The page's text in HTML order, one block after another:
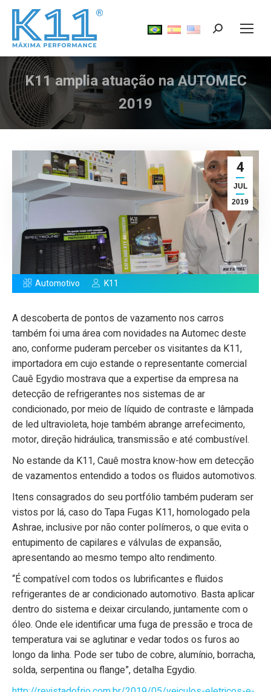
Search:
K11 amplia atuação na AUTOMEC
2019
Você está aqui:
4
JUL
2019
Automotivo K11
A descoberta de pontos de vazamento nos carros
também foi uma área com novidades na Automec deste
ano, conforme puderam perceber os visitantes da K11,
importadora em cujo estande o representante comercial
Cauê Egydio mostrava que a expertise da empresa na
detecção de refrigerantes nos sistemas de ar
condicionado, por meio de líquido de contraste e lâmpada
de led ultravioleta, hoje também abrange arrefecimento,
motor, direção hidráulica, transmissão e até combustível.
​No estande da K11, Cauê mostra know-how em detecção
de vazamentos entendido a todos os fluidos automotivos.
Itens consagrados do seu portfólio também puderam ser
vistos por lá, caso do Tapa Fugas K11, homologado pela
Ashrae, inclusive por não conter polímeros, o que evita o
entupimento de capilares e válvulas de expansão,
apresentando ao mesmo tempo alto rendimento.
“É compatível com todos os lubrificantes e fluidos
refrigerantes de ar condicionado automotivo. Basta aplicar
dentro do sistema e deixar circulando, juntamente com o
óleo. Onde ele identificar uma fuga de pressão e troca de
temperatura vai se aglutinar e vedar todos os furos ao
longo da linha. Pode ser tubo de cobre, alumínio, borracha,
solda, serpentina ou flange”, detalha Egydio.